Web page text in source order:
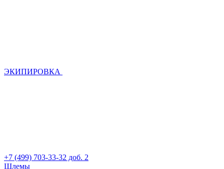
ЭКИПИРОВКА
+7 (499) 703-33-32 доб. 2
Шлемы